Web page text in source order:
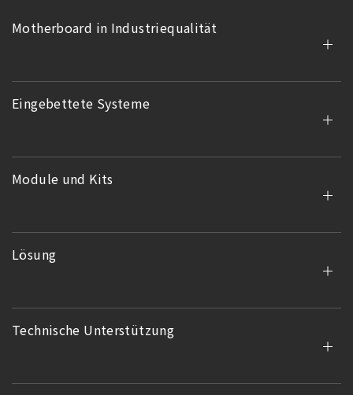
Motherboard in Industriequalität
Eingebettete Systeme
Module und Kits
Lösung
Technische Unterstützung